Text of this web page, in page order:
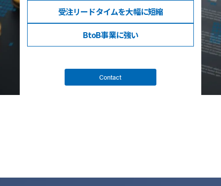
受注リードタイムを大幅に短縮
BtoB事業に強い
Contact